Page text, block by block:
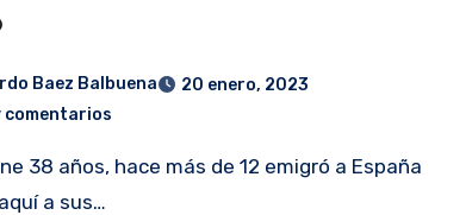
Baez Balbuena
20 enero, 2023
comentarios
a sus…